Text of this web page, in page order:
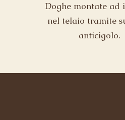
Doghe montate ad
nel telaio tramite
anticigolo.